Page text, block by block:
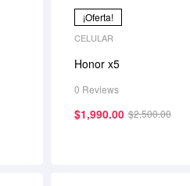
¡Oferta!
CELULAR
Honor x5
0 Reviews
$2,500.00
$1,990.00